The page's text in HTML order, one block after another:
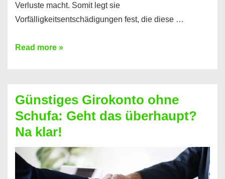
Verluste macht. Somit legt sie
Vorfälligkeitsentschädigungen fest, die diese …
Kredit
dabei
profitieren
–
So
funktioniert’s
Read more »
Günstiges Girokonto ohne
Schufa: Geht das überhaupt?
Na klar!